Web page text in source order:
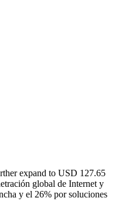
expand to USD 127.65
global de Internet y
y el 26% por soluciones